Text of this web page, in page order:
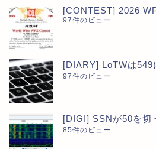
[CONTEST] 2026
97件のビュー
[DIARY] LoTWは549
97件のビュー
[DIGI] SSNが50を切
85件のビュー